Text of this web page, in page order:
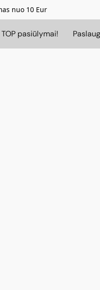
nuo 10 Eur
TOP pasiūlymai!